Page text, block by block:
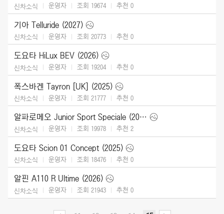
신차소식 운영자 조회 19674 추천 0
기아 Telluride (2027)
신차소식 운영자 조회 20773 추천 0
도요타 HiLux BEV (2026)
신차소식 운영자 조회 19204 추천 0
폭스바겐 Tayron [UK] (2025)
신차소식 운영자 조회 21777 추천 0
알파로메오 Junior Sport Speciale (2026)
신차소식 운영자 조회 19978 추천 2
도요타 Scion 01 Concept (2025)
신차소식 운영자 조회 18476 추천 0
알핀 A110 R Ultime (2026)
신차소식 운영자 조회 21943 추천 0